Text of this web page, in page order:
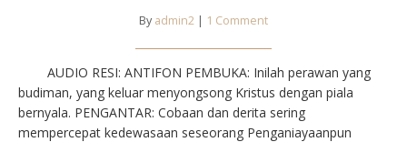
By admin2 | 1 Comment
AUDIO RESI: ANTIFON PEMBUKA⁣: Inilah perawan yang
budiman, yang keluar menyongsong Kristus dengan piala
bernyala.⁣ PENGANTAR⁣: Cobaan dan derita sering
mempercepat kedewasaan seseorang Penganiayaanpun